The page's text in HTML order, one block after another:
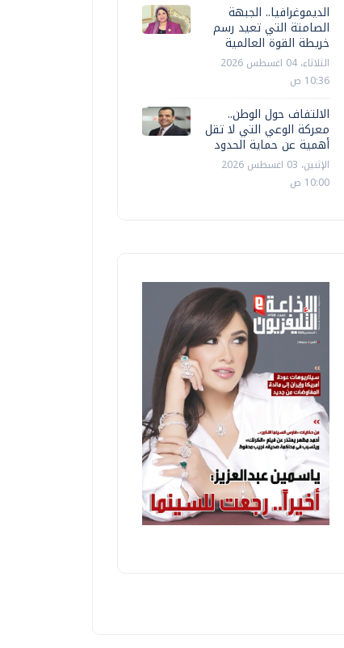
الديموغرافيا.. الجبهة
الصامتة التي تعيد رسم
خريطة القوة العالمية
الثلاثاء، 04 اغسطس 2026
10:36 ص
الالتفاف حول الوطن..
معركة الوعي التي لا تقل
أهمية عن حماية الحدود
الإثنين، 03 اغسطس 2026
10:00 ص